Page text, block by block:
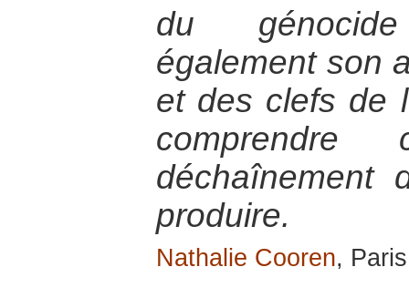
du
également son
et des clefs de
déchaînement
produire.
Nathalie Cooren,